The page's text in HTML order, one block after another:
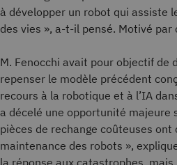
à développer un robot qui assiste
des vies », a-t-il pensé. Motivé
M. Fenocchi avait pour objectif de
repenser le modèle précédent
recours à la robotique et à l’IA
a décelé une opportunité majeure
pièces de rechange coûteuses
maintenance des robots »,
la réponse aux catastrophes,